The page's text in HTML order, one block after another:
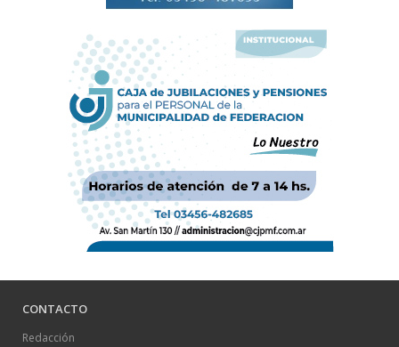
CONTACTO
Redacción